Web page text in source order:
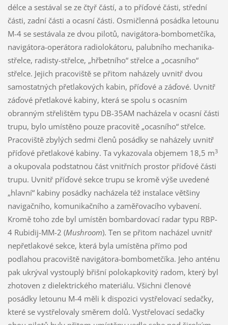
délce a sestával se ze čtyř částí, a to příďové části, střední
části, zadní části a ocasní části. Osmičlenná posádka letounu
M-4 se sestávala ze dvou pilotů, navigátora-bombometčíka,
navigátora-operátora radiolokátoru, palubního mechanika-
střelce, radisty-střelce, „hřbetního“ střelce a „ocasního“
střelce. Jejich pracoviště se přitom naházely uvnitř dvou
samostatných přetlakových kabin, příďové a záďové. Uvnitř
záďové přetlakové kabiny, která se spolu s ocasním
obranným střelištěm typu DB-35AM nacházela v ocasní části
trupu, bylo umístěno pouze pracovitě „ocasního“ střelce.
Pracoviště zbylých sedmi členů posádky se naházely uvnitř
příďové přetlakové kabiny. Ta vykazovala objemem 18,5 m3
a okupovala podstatnou část vnitřních prostor příďové části
trupu. Uvnitř příďové sekce trupu se kromě výše uvedené
„hlavní“ kabiny posádky nacházela též instalace většiny
navigačního, komunikačního a zaměřovacího vybavení.
Kromě toho zde byl umístěn bombardovací radar typu RBP-
4 Rubidij-MM-2 (Mushroom). Ten se přitom nacházel uvnitř
nepřetlakové sekce, která byla umístěna přímo pod
podlahou pracoviště navigátora-bombometčíka. Jeho anténu
pak ukrýval vystouplý břišní polokapkovitý radom, který byl
zhotoven z dielektrického materiálu. Všichni členové
posádky letounu M-4 měli k dispozici vystřelovací sedačky,
které se vystřelovaly směrem dolů. Vystřelovací sedačky